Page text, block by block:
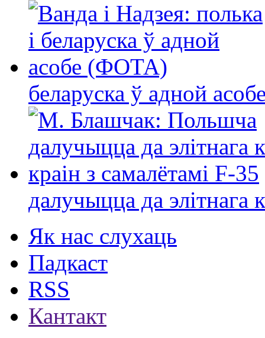
беларуска ў адной
далучыцца да элітнага
Як нас слухаць
Падкаст
RSS
Кантакт